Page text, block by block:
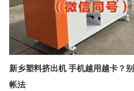
新乡塑料挤出机 手机越用越卡？
帐法